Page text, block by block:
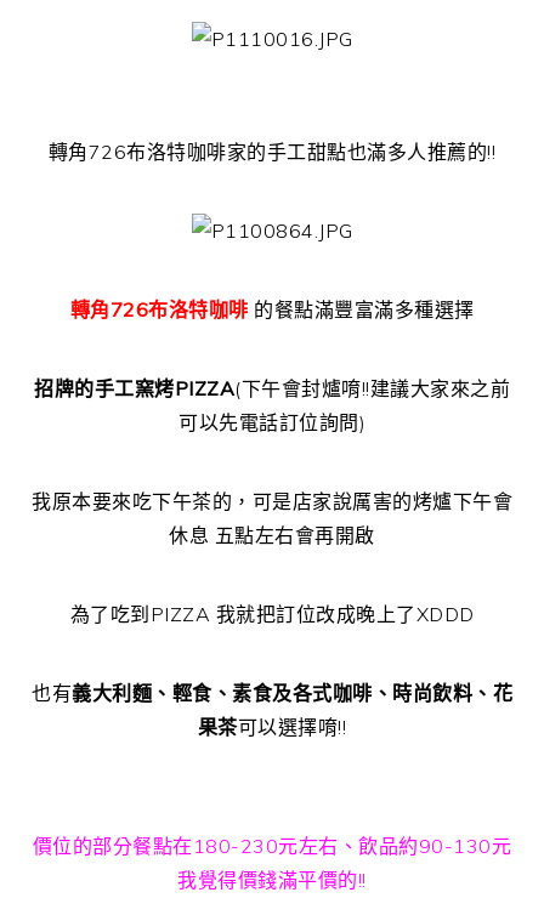
轉角726布洛特咖啡家的手工甜點也滿多人推薦的!!
轉角726布洛特咖啡 的餐點滿豐富滿多種選擇
招牌的手工窯烤PIZZA(下午會封爐唷!!建議大家來之前
可以先電話訂位詢問)
我原本要來吃下午茶的，可是店家說厲害的烤爐下午會
休息 五點左右會再開啟
為了吃到PIZZA 我就把訂位改成晚上了XDDD
也有義大利麵、輕食、素食及各式咖啡、時尚飲料、花
果茶可以選擇唷!!
價位的部分餐點在180-230元左右、飲品約90-130元
我覺得價錢滿平價的!!